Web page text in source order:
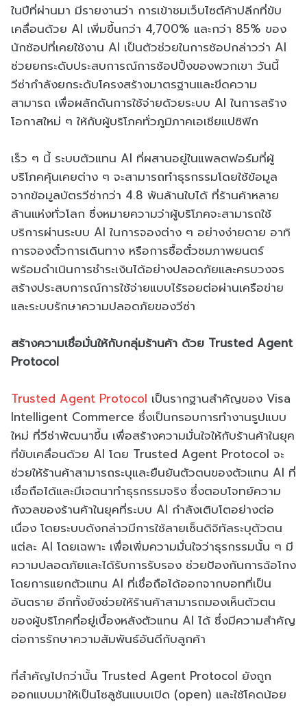
ในปีที่ผ่านมา มีรายงานว่า การเข้าชมเว็บไซต์ค้าปลีกที่ขับ
เคลื่อนด้วย AI เพิ่มขึ้นกว่า 4,700% และกว่า 85% ของ
นักช้อปที่เคยใช้งาน AI เป็นตัวช่วยในการช้อปกล่าวว่า AI
ช่วยยกระดับประสบการณ์การช้อปปิ้งของพวกเขา วันนี้
วีซ่ากำลังยกระดับโครงสร้างมาตรฐานและขีดความ
สามารถ เพื่อผลักดันการใช้จ่ายด้วยระบบ AI ในการสร้าง
โอกาสใหม่ ๆ ให้กับผู้บริโภคทั่วภูมิภาคเอเชียแปซิฟิก
เร็ว ๆ นี้ ระบบตัวแทน AI ที่ผสานอยู่ในแพลตฟอร์มที่ผู้
บริโภคคุ้นเคยต่าง ๆ จะสามารถทำธุรกรรมโดยใช้ข้อมูล
จากข้อมูลบัตรวีซ่ากว่า 4.8 พันล้านใบได้ ที่ร้านค้าหลาย
ล้านแห่งทั่วโลก ซึ่งหมายความว่าผู้บริโภคจะสามารถใช้
บริการผ่านระบบ AI ในการจองต่าง ๆ อย่างง่ายดาย อาทิ
การจองตั๋วการเดินทาง หรือการซื้อตั๋วชมภาพยนตร์
พร้อมดำเนินการชำระเงินได้อย่างปลอดภัยและครบวงจร
สร้างประสบการณ์การใช้จ่ายแบบไร้รอยต่อผ่านเครือข่าย
และระบบรักษาความปลอดภัยของวีซ่า
สร้างความเชื่อมั่นให้กับกลุ่มร้านค้า ด้วย Trusted Agent
Protocol
Trusted Agent Protocol เป็นรากฐานสำคัญของ Visa
Intelligent Commerce ซึ่งเป็นกรอบการทำงานรูปแบบ
ใหม่ ที่วีซ่าพัฒนาขึ้น เพื่อสร้างความมั่นใจให้กับร้านค้าในยุค
ที่ขับเคลื่อนด้วย AI โดย Trusted Agent Protocol จะ
ช่วยให้ร้านค้าสามารถระบุและยืนยันตัวตนของตัวแทน AI ที่
เชื่อถือได้และมีเจตนาทำธุรกรรมจริง ซึ่งตอบโจทย์ความ
กังวลของร้านค้าในยุคที่ระบบ AI กำลังเติบโตอย่างต่อ
เนื่อง โดยระบบดังกล่าวมีการใช้ลายเซ็นดิจิทัลระบุตัวตน
แต่ละ AI โดยเฉพาะ เพื่อเพิ่มความมั่นใจว่าธุรกรรมนั้น ๆ มี
ความปลอดภัยและได้รับการรับรอง ช่วยป้องกันการฉ้อโกง
โดยการแยกตัวแทน AI ที่เชื่อถือได้ออกจากบอทที่เป็น
อันตราย อีกทั้งยังช่วยให้ร้านค้าสามารถมองเห็นตัวตน
ของผู้บริโภคที่อยู่เบื้องหลังตัวแทน AI ได้ ซึ่งมีความสำคัญ
ต่อการรักษาความสัมพันธ์อันดีกับลูกค้า
ที่สำคัญไปกว่านั้น Trusted Agent Protocol ยังถูก
ออกแบบมาให้เป็นโซลูชันแบบเปิด (open) และใช้โคดน้อย